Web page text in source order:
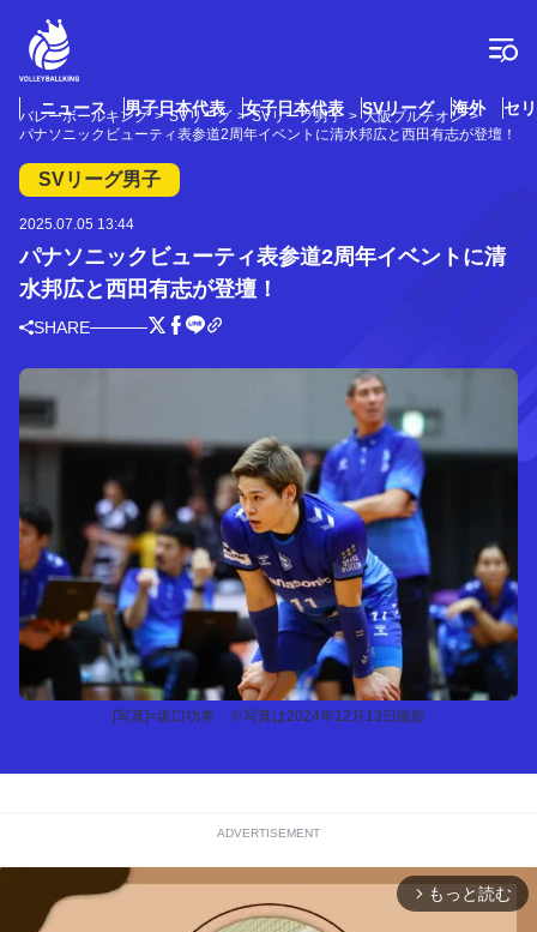
ニュース 男子日本代表 女子日本代表 SVリーグ 海外 セ
バレーボールキング SVリーグ SVリーグ男子
大阪ブルテオン
パナソニックビューティ表参道2周年イベントに清水邦広と西田有志が登壇！
SVリーグ男子
2025.07.05 13:44
パナソニックビューティ表参道2周年イベントに清
水邦広と西田有志が登壇！
SHARE
[写真]=坂口功将 ※写真は2024年12月13日撮影
ADVERTISEMENT
arrow_forward_ios もっと読む